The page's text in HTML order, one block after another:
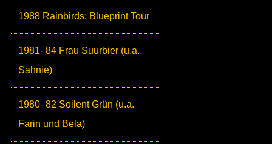
1988 Rainbirds: Blueprint Tour
1981- 84 Frau Suurbier (u.a.
Sahnie)
1980- 82 Soilent Grün (u.a.
Farin und Bela)